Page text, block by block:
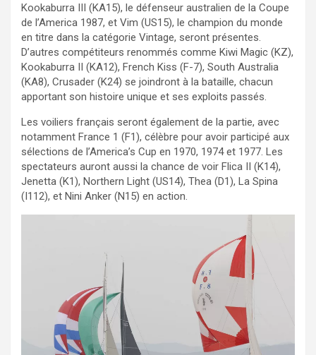
Kookaburra III (KA15), le défenseur australien de la Coupe
de l’America 1987, et Vim (US15), le champion du monde
en titre dans la catégorie Vintage, seront présentes.
D’autres compétiteurs renommés comme Kiwi Magic (KZ),
Kookaburra II (KA12), French Kiss (F-7), South Australia
(KA8), Crusader (K24) se joindront à la bataille, chacun
apportant son histoire unique et ses exploits passés.
Les voiliers français seront également de la partie, avec
notamment France 1 (F1), célèbre pour avoir participé aux
sélections de l’America’s Cup en 1970, 1974 et 1977. Les
spectateurs auront aussi la chance de voir Flica II (K14),
Jenetta (K1), Northern Light (US14), Thea (D1), La Spina
(I112), et Nini Anker (N15) en action.